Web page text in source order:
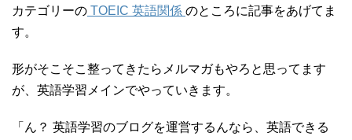
カテゴリーの TOEIC 英語関係 のところに記事をあげてま
す。
形がそこそこ整ってきたらメルマガもやろと思ってます
が、英語学習メインでやっていきます。
「ん？ 英語学習のブログを運営するんなら、英語できる